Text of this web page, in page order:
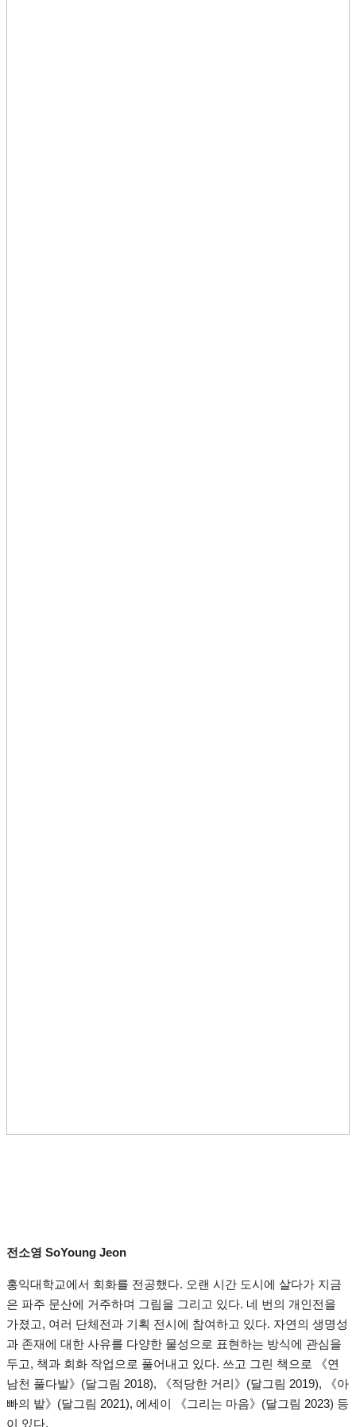
전소영 SoYoung Jeon
홍익대학교에서 회화를 전공했다. 오랜 시간 도시에 살다가 지금
은 파주 문산에 거주하며 그림을 그리고 있다. 네 번의 개인전을
가졌고, 여러 단체전과 기획 전시에 참여하고 있다. 자연의 생명성
과 존재에 대한 사유를 다양한 물성으로 표현하는 방식에 관심을
두고, 책과 회화 작업으로 풀어내고 있다. 쓰고 그린 책으로 《연
남천 풀다발》(달그림 2018), 《적당한 거리》(달그림 2019), 《아
빠의 밭》(달그림 2021), 에세이 《그리는 마음》(달그림 2023) 등
이 있다.